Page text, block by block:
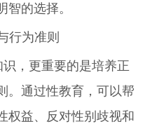
智的选择。
行为准则
，更重要的是培养正
。通过性教育，可以帮
权益、反对性别歧视和